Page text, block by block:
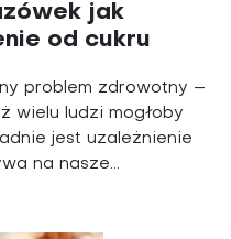
jak
od cukru
problem zdrowotny –
wielu ludzi mogłoby
jest uzależnienie
na nasze...